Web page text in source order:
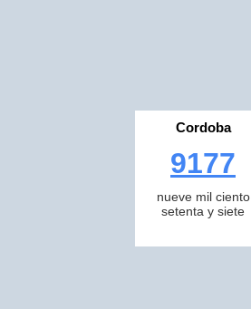
Cordoba
9177
nueve mil ciento
setenta y siete